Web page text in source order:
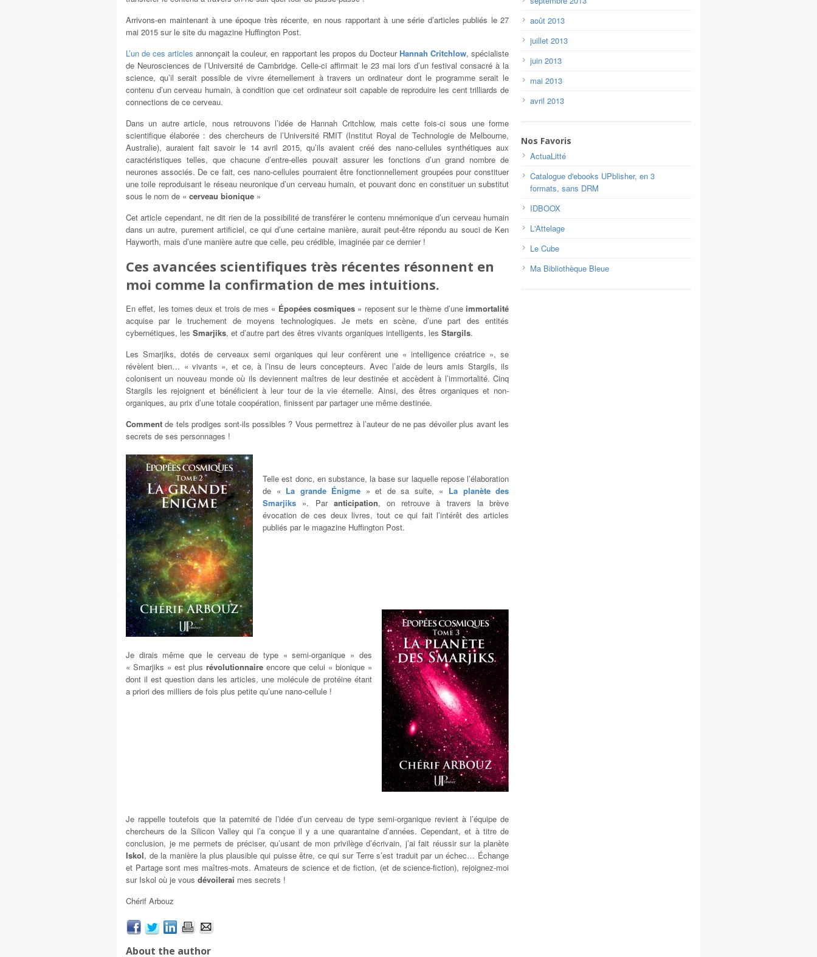
Arrivons-en maintenant à une époque très récente, en nous rapportant à une série d’articles publiés le 27
mai 2015 sur le site du magazine Huffington Post.
L’un de ces articles annonçait la couleur, en rapportant les propos du Docteur Hannah Critchlow, spécialiste
de Neurosciences de l’Université de Cambridge. Celle-ci affirmait le 23 mai lors d’un festival consacré à la
science, qu’il serait possible de vivre éternellement à travers un ordinateur dont le programme serait le
contenu d’un cerveau humain, à condition que cet ordinateur soit capable de reproduire les cent trilliards de
connections de ce cerveau.
Dans un autre article, nous retrouvons l’idée de Hannah Critchlow, mais cette fois-ci sous une forme
scientifique élaborée : des chercheurs de l’Université RMIT (Institut Royal de Technologie de Melbourne,
Australie), auraient fait savoir le 14 avril 2015, qu’ils avaient créé des nano-cellules synthétiques aux
caractéristiques telles, que chacune d’entre-elles pouvait assurer les fonctions d’un grand nombre de
neurones associés. De ce fait, ces nano-cellules pourraient être fonctionnellement groupées pour constituer
une toile reproduisant le réseau neuronique d’un cerveau humain, et pouvant donc en constituer un substitut
sous le nom de « cerveau bionique »
Cet article cependant, ne dit rien de la possibilité de transférer le contenu mnémonique d’un cerveau humain
dans un autre, purement artificiel, ce qui d’une certaine manière, aurait peut-être répondu au souci de Ken
Hayworth, mais d’une manière autre que celle, peu crédible, imaginée par ce dernier !
Ces avancées scientifiques très récentes résonnent en
moi comme la confirmation de mes intuitions.
En effet, les tomes deux et trois de mes « Épopées cosmiques » reposent sur le thème d’uneimmortalité
acquise par le truchement de moyens technologiques. Je mets en scène, d’une part des entités
cybernétiques, les Smarjiks, et d’autre part des êtres vivants organiques intelligents, les Stargils.
Les Smarjiks, dotés de cerveaux semi organiques qui leur confèrent une « intelligence créatrice », se
révèlent bien… « vivants », et ce, à l’insu de leurs concepteurs. Avec l’aide de leurs amis Stargils, ils
colonisent un nouveau monde où ils deviennent maîtres de leur destinée et accèdent à l’immortalité. Cinq
Stargils les rejoignent et bénéficient à leur tour de la vie éternelle. Ainsi, des êtres organiques et non-
organiques, au prix d’une totale coopération, finissent par partager une même destinée.
Comment de tels prodiges sont-ils possibles ? Vous permettrez à l’auteur de ne pas dévoiler plus avant les
secrets de ses personnages !
Telle est donc, en substance, la base sur laquelle repose l’élaboration
de « La grande Énigme » et de sa suite, « La planète des
Smarjiks ». Par anticipation, on retrouve à travers la brève
évocation de ces deux livres, tout ce qui fait l’intérêt des articles
publiés par le magazine Huffington Post.
Je dirais même que le cerveau de type « semi-organique » des
« Smarjiks » est plus révolutionnaireencore que celui « bionique »
dont il est question dans les articles, une molécule de protéine étant
a priori des milliers de fois plus petite qu’une nano-cellule !
Je rappelle toutefois que la paternité de l’idée d’un cerveau de type semi-organique revient à l’équipe de
chercheurs de la Silicon Valley qui l’a conçue il y a une quarantaine d’années. Cependant, et à titre de
conclusion, je me permets de préciser, qu’usant de mon privilège d’écrivain, j’ai fait réussir sur la planète
Iskol, de la manière la plus plausible qui puisse être, ce qui sur Terre s’est traduit par un échec… Échange
et Partage sont mes maîtres-mots. Amateurs de science et de fiction, (et de science-fiction), rejoignez-moi
sur Iskol où je vous dévoilerai mes secrets !
Chérif Arbouz
About the author
août 2013
juillet 2013
juin 2013
mai 2013
avril 2013
Nos Favoris
ActuaLitté
Catalogue d'ebooks UPblisher, en 3
formats, sans DRM
IDBOOX
L'Attelage
Le Cube
Ma Bibliothèque Bleue